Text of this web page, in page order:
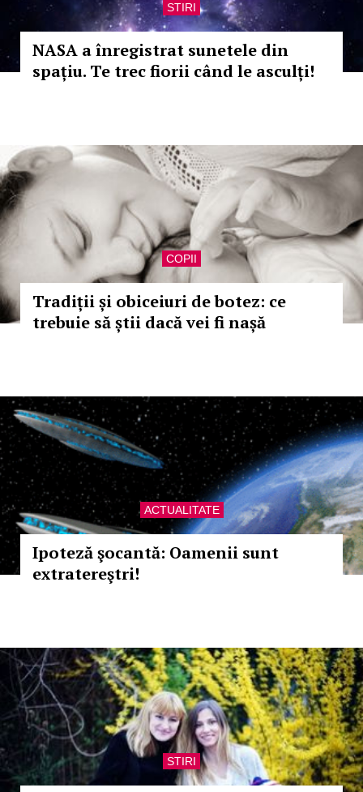
STIRI
NASA a înregistrat sunetele din
spațiu. Te trec fiorii când le asculți!
COPII
Tradiții și obiceiuri de botez: ce
trebuie să știi dacă vei fi nașă
ACTUALITATE
Ipoteză şocantă: Oamenii sunt
extratereştri!
STIRI